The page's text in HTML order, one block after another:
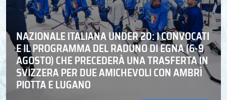
NAZIONALE ITALIANA UNDER 20: I CONVOCATI
E IL PROGRAMMA DEL RADUNO DI EGNA (6-9
AGOSTO) CHE PRECEDERÀ UNA TRASFERTA IN
SVIZZERA PER DUE AMICHEVOLI CON AMBRÌ
PIOTTA E LUGANO